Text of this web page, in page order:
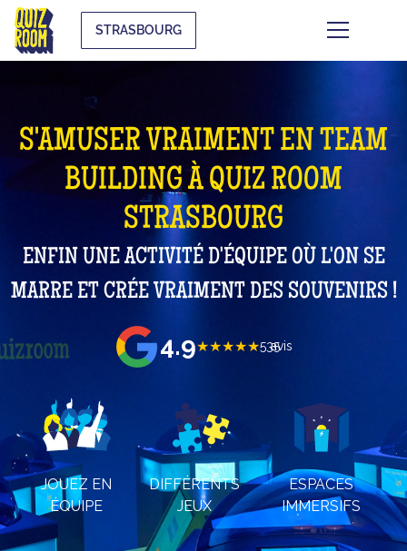
STRASBOURG
S'AMUSER VRAIMENT EN TEAM
BUILDING À QUIZ ROOM
STRASBOURG
ENFIN UNE ACTIVITÉ D'ÉQUIPE OÙ L'ON SE
MARRE ET CRÉE VRAIMENT DES SOUVENIRS !
4.9★★★★★535avis
JOUEZ EN
ÉQUIPE
DIFFÉRENTS
JEUX
ESPACES
IMMERSIFS